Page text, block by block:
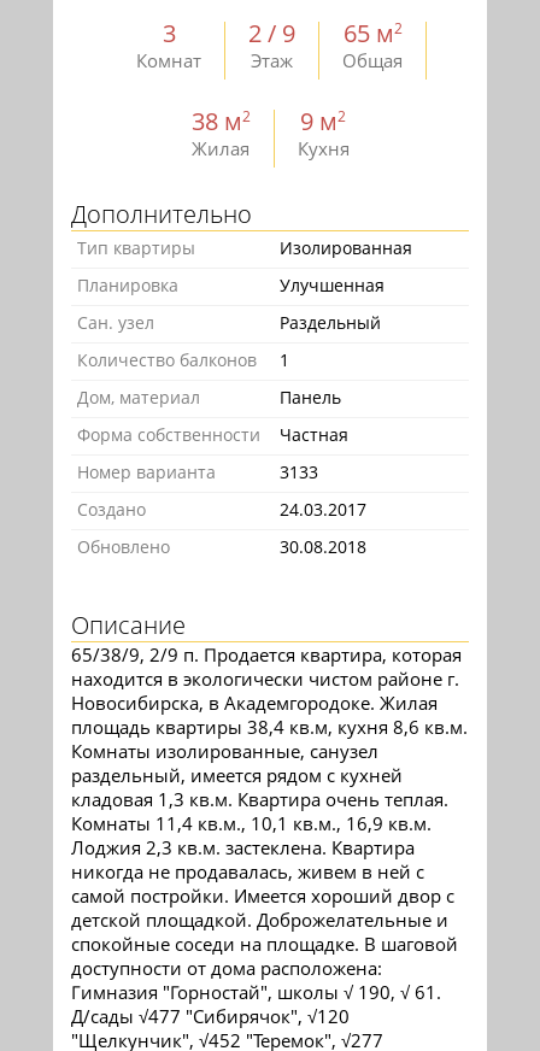
3
Комнат
2 / 9
Этаж
65 м2
Общая
38 м2
Жилая
9 м2
Кухня
Дополнительно
Тип квартиры
Изолированная
Планировка
Улучшенная
Сан. узел
Раздельный
Количество балконов
1
Дом, материал
Панель
Форма собственности
Частная
Номер варианта
3133
Создано
24.03.2017
Обновлено
30.08.2018
Описание
65/38/9, 2/9 п. Продается квартира, которая
находится в экологически чистом районе г.
Новосибирска, в Академгородоке. Жилая
площадь квартиры 38,4 кв.м, кухня 8,6 кв.м.
Комнаты изолированные, санузел
раздельный, имеется рядом с кухней
кладовая 1,3 кв.м. Квартира очень теплая.
Комнаты 11,4 кв.м., 10,1 кв.м., 16,9 кв.м.
Лоджия 2,3 кв.м. застеклена. Квартира
никогда не продавалась, живем в ней с
самой постройки. Имеется хороший двор с
детской площадкой. Доброжелательные и
спокойные соседи на площадке. В шаговой
доступности от дома расположена:
Гимназия "Горностай", школы √ 190, √ 61.
Д/сады √477 "Сибирячок", √120
"Щелкунчик", √452 "Теремок", √277